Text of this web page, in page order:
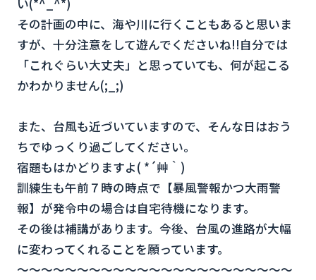
い(*^_^*)
その計画の中に、海や川に行くこともあると思いま
すが、十分注意をして遊んでくださいね!!自分では
「これぐらい大丈夫」と思っていても、何が起こる
かわかりません(;_;)
また、台風も近づいていますので、そんな日はおう
ちでゆっくり過ごしてください。
宿題もはかどりますよ( *´艸｀)
訓練生も午前７時の時点で【暴風警報かつ大雨警
報】が発令中の場合は自宅待機になります。
その後は補講があります。今後、台風の進路が大幅
に変わってくれることを願っています。
～～～～～～～～～～～～～～～～～～～～～～～